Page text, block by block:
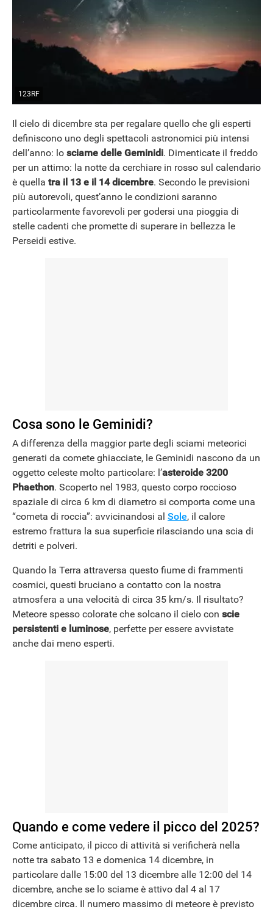
NEWS
123RF
Il cielo di dicembre sta per regalare quello che gli esperti
definiscono uno degli spettacoli astronomici più intensi
dell’anno: lo sciame delle Geminidi. Dimenticate il freddo
per un attimo: la notte da cerchiare in rosso sul calendario
è quella tra il 13 e il 14 dicembre. Secondo le previsioni
più autorevoli, quest’anno le condizioni saranno
particolarmente favorevoli per godersi una pioggia di
stelle cadenti che promette di superare in bellezza le
Perseidi estive.
Cosa sono le Geminidi?
A differenza della maggior parte degli sciami meteorici
generati da comete ghiacciate, le Geminidi nascono da un
oggetto celeste molto particolare: l’asteroide 3200
Phaethon. Scoperto nel 1983, questo corpo roccioso
spaziale di circa 6 km di diametro si comporta come una
“cometa di roccia”: avvicinandosi al Sole, il calore
estremo frattura la sua superficie rilasciando una scia di
detriti e polveri.
Quando la Terra attraversa questo fiume di frammenti
cosmici, questi bruciano a contatto con la nostra
atmosfera a una velocità di circa 35 km/s. Il risultato?
Meteore spesso colorate che solcano il cielo con scie
persistenti e luminose, perfette per essere avvistate
anche dai meno esperti.
Quando e come vedere il picco del 2025?
Come anticipato, il picco di attività si verificherà nella
notte tra sabato 13 e domenica 14 dicembre, in
particolare dalle 15:00 del 13 dicembre alle 12:00 del 14
dicembre, anche se lo sciame è attivo dal 4 al 17
dicembre circa. Il numero massimo di meteore è previsto